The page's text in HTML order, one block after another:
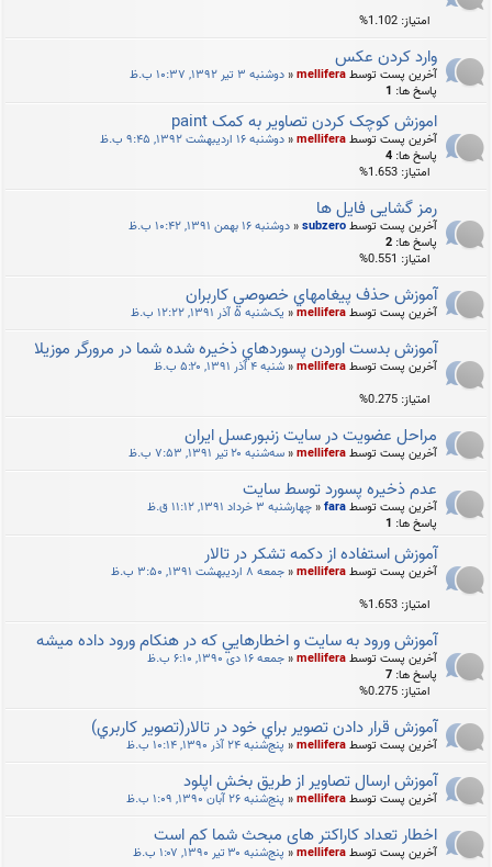
امتیاز: 1.102%
وارد کردن عکس
آخرین پست توسطmellifera
«دوشنبه ۳ تیر ۱۳۹۲, ۱۰:۳۷ ب.ظ
پاسخ ها: 1
اموزش کوچک کردن تصاویر به کمک paint
آخرین پست توسطmellifera
«دوشنبه ۱۶ اردیبهشت ۱۳۹۲, ۹:۴۵ ب.ظ
پاسخ ها: 4
امتیاز: 1.653%
رمز گشایی فایل ها
آخرین پست توسطsubzero
«دوشنبه ۱۶ بهمن ۱۳۹۱, ۱۰:۴۲ ب.ظ
پاسخ ها: 2
امتیاز: 0.551%
آموزش حذف پيغامهاي خصوصي كاربران
آخرین پست توسطmellifera
« یک‌شنبه ۵ آذر ۱۳۹۱, ۱۲:۲۲ ب.ظ
آموزش بدست اوردن پسوردهاي ذخيره شده شما در مرورگر موزيلا
آخرین پست توسطmellifera
«شنبه ۴ آذر ۱۳۹۱, ۵:۲۰ ب.ظ
امتیاز: 0.275%
مراحل عضويت در سايت زنبورعسل ايران
آخرین پست توسطmellifera
«سه‌شنبه ۲۰ تیر ۱۳۹۱, ۷:۵۳ ب.ظ
عدم ذخیره پسورد توسط سایت
آخرین پست توسطfara
«چهارشنبه ۳ خرداد ۱۳۹۱, ۱۱:۱۲ ق.ظ
پاسخ ها: 1
آموزش استفاده از دكمه تشكر در تالار
آخرین پست توسطmellifera
«جمعه ۸ اردیبهشت ۱۳۹۱, ۳:۵۰ ب.ظ
امتیاز: 1.653%
آموزش ورود به سايت و اخطارهايي كه در هنكام ورود داده ميشه
آخرین پست توسطmellifera
«جمعه ۱۶ دی ۱۳۹۰, ۶:۱۰ ب.ظ
پاسخ ها: 7
امتیاز: 0.275%
آموزش قرار دادن تصوير براي خود در تالار(تصوير كاربري)
آخرین پست توسطmellifera
« پنج‌شنبه ۲۴ آذر ۱۳۹۰, ۱۰:۱۴ ب.ظ
آموزش ارسال تصاوير از طریق بخش اپلود
آخرین پست توسطmellifera
« پنج‌شنبه ۲۶ آبان ۱۳۹۰, ۱:۰۹ ب.ظ
اخطار تعداد کاراکتر های مبحث شما کم است
آخرین پست توسطmellifera
« پنج‌شنبه ۳۰ تیر ۱۳۹۰, ۱:۰۷ ب.ظ